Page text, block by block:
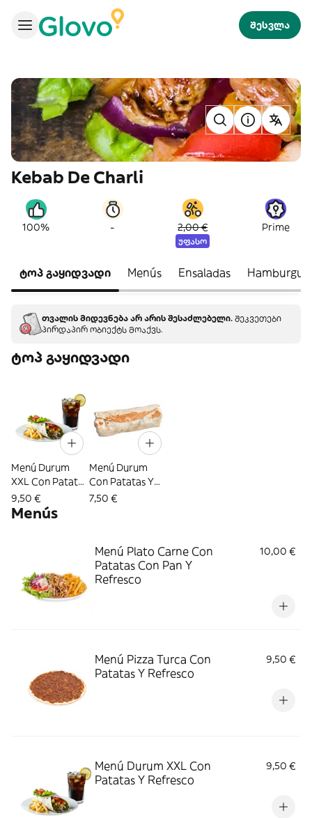
შესვლა
Kebab De Charli
100% - 2,00 €
უფასო
Prime
ტოპ გაყიდვადი Menús Ensaladas
თვალის მიდევნება არ არის შესაძლებელი. შეკვეთები
პირდაპირ ობიექტს მოაქვს.
ტოპ გაყიდვადი
Menú Durum
XXL Con Patatas
Y Refresco
9,50 €
Menú Durum
Con Patatas Y
Refresco
7,50 €
Menús
Menú Plato Carne Con
Patatas Con Pan Y
Refresco
10,00 €
Menú Pizza Turca Con
Patatas Y Refresco
9,50 €
Menú Durum XXL Con
Patatas Y Refresco
9,50 €